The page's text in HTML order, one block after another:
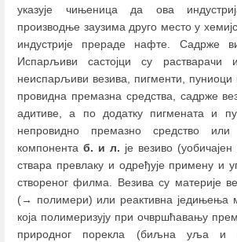
указује чињеница да ова
производње заузима друго место у
индустрије прераде нафте. Садрже
Испарљиви састојци су растварачи
неиспарљиви везива, пигменти, пуниоци
провидна премазна средства, садрже
адитиве, а по додатку пигмената и
непровидно премазно средство или
компонента б. и л. је везиво
ствара превлаку и одређује примену и
створеног филма. Везива су материје
(→ полимери) или реактивна једињења
која полимеризују при очвршћавању
природног порекла (биљна уља и